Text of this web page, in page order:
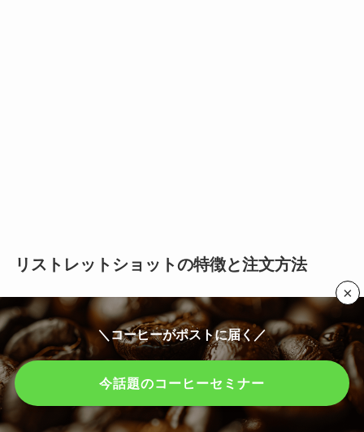
リストレットショットの特徴と注文方法
リストレットショットは、通常のエスプレッソシ
ョットとは異なる特徴を持っています。リストレ
ットショットは、エスプレッソショットよりも少
ない水量で抽出される
な味わいが特徴です。苦みが少なく、コーヒーの
＼コーヒーがポストに届く／
今話題のコーヒーセミナー
×